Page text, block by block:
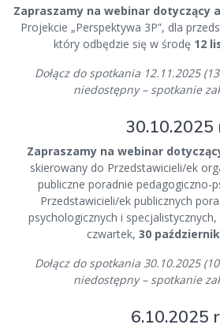
Zapraszamy na webinar dotyczący
Projekcie „Perspektywa 3P”, dla
który odbędzie się w środę 12
Dołącz do spotkania 12.11.2025
niedostępny – spotkanie
30.10.2025
Zapraszamy na webinar
skierowany do Przedstawicieli/ek
publiczne poradnie pedagogiczno-
Przedstawicieli/ek publicznych
psychologicznych i
czwartek, 30
Dołącz do spotkania 30.10.2025
niedostępny – spotkanie
6.10.2025